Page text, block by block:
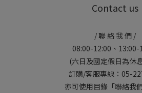
Contact us
/ 聯 絡 我 們 /
08:00-12:00、13:00-
(六日及國定假日為休
訂購/客服專線：05-
亦可使用目錄「聯絡我